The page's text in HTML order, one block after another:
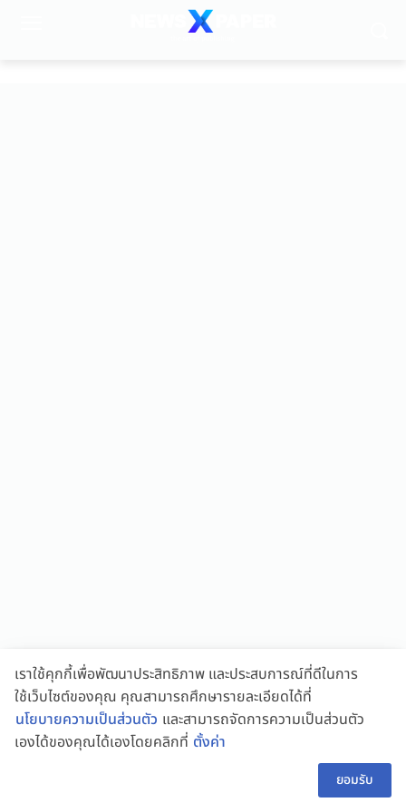
เราใช้คุกกี้เพื่อพัฒนาประสิทธิภาพ และประสบการณ์ที่ดีในการ
ใช้เว็บไซต์ของคุณ คุณสามารถศึกษารายละเอียดได้ที่
นโยบายความเป็นส่วนตัว และสามารถจัดการความเป็นส่วนตัว
เองได้ของคุณได้เองโดยคลิกที่ ตั้งค่า
ยอมรับ